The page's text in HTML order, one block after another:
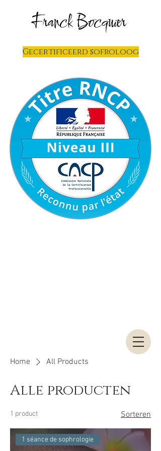
Gecertificeerd sofroloog
Franck Bocquier
Home All Products
Alle producten
1 product Sorteren
1 séance de sophrologie